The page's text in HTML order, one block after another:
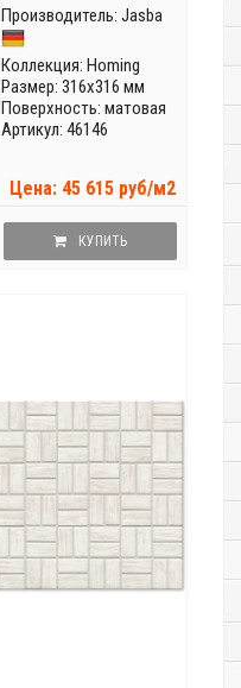
Производитель: Jasba
Коллекция: Homing
Размер: 316x316 мм
Поверхность: матовая
Артикул: 46146
Цена: 45 615 руб/м2
КУПИТЬ